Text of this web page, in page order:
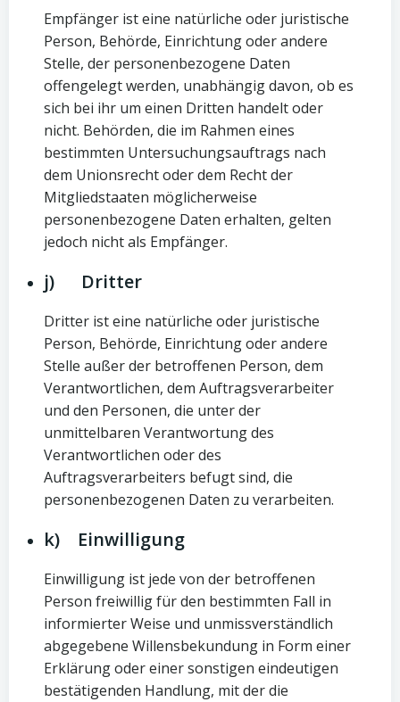
Empfänger ist eine natürliche oder juristische
Person, Behörde, Einrichtung oder andere
Stelle, der personenbezogene Daten
offengelegt werden, unabhängig davon, ob es
sich bei ihr um einen Dritten handelt oder
nicht. Behörden, die im Rahmen eines
bestimmten Untersuchungsauftrags nach
dem Unionsrecht oder dem Recht der
Mitgliedstaaten möglicherweise
personenbezogene Daten erhalten, gelten
jedoch nicht als Empfänger.
j) Dritter
Dritter ist eine natürliche oder juristische
Person, Behörde, Einrichtung oder andere
Stelle außer der betroffenen Person, dem
Verantwortlichen, dem Auftragsverarbeiter
und den Personen, die unter der
unmittelbaren Verantwortung des
Verantwortlichen oder des
Auftragsverarbeiters befugt sind, die
personenbezogenen Daten zu verarbeiten.
k) Einwilligung
Einwilligung ist jede von der betroffenen
Person freiwillig für den bestimmten Fall in
informierter Weise und unmissverständlich
abgegebene Willensbekundung in Form einer
Erklärung oder einer sonstigen eindeutigen
bestätigenden Handlung, mit der die